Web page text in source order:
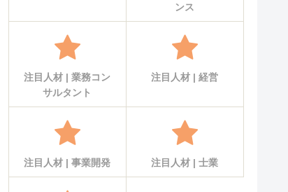
ンス
注目人材 | 業務コン
サルタント
注目人材 | 経営
注目人材 | 事業開発 注目人材 | 士業